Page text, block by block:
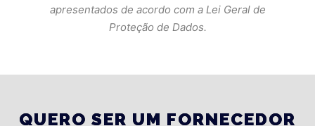
apresentados de acordo com a Lei Geral de
Proteção de Dados.
QUERO SER UM FORNECEDOR